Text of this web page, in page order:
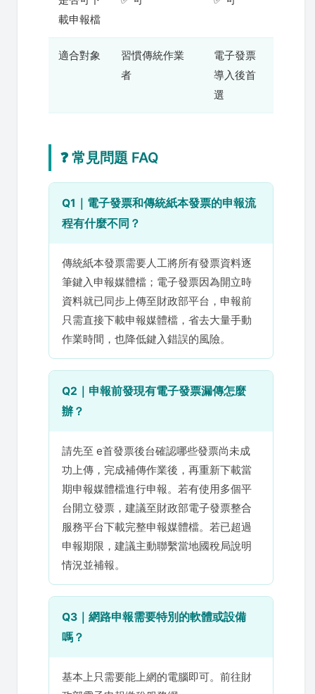
載申報檔
適合對象
習慣傳統作業
者
電子發票
導入後首
選
❓ 常見問題 FAQ
Q1｜電子發票和傳統紙本發票的申報流
程有什麼不同？
傳統紙本發票需要人工將所有發票資料逐
筆鍵入申報媒體檔；電子發票因為開立時
資料就已同步上傳至財政部平台，申報前
只需直接下載申報媒體檔，省去大量手動
作業時間，也降低鍵入錯誤的風險。
Q2｜申報前發現有電子發票漏傳怎麼
辦？
請先至 e首發票後台確認哪些發票尚未成
功上傳，完成補傳作業後，再重新下載當
期申報媒體檔進行申報。若有使用多個平
台開立發票，建議至財政部電子發票整合
服務平台下載完整申報媒體檔。若已超過
申報期限，建議主動聯繫當地國稅局說明
情況並補報。
Q3｜網路申報需要特別的軟體或設備
嗎？
基本上只需要能上網的電腦即可。前往財